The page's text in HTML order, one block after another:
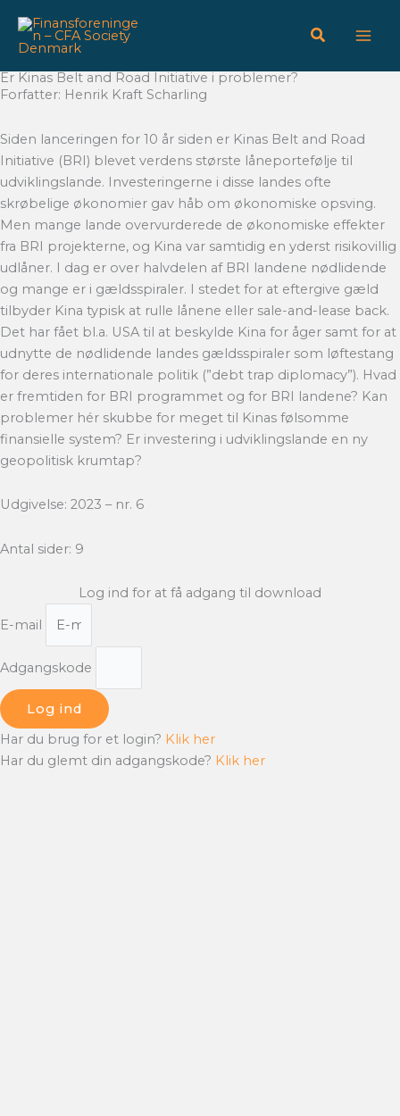
indholdet
Er Kinas Belt and Road Initiative i problemer?
Forfatter: Henrik Kraft Scharling
Siden lanceringen for 10 år siden er Kinas Belt and Road
Initiative (BRI) blevet verdens største låneportefølje til
udviklingslande. Investeringerne i disse landes ofte
skrøbelige økonomier gav håb om økonomiske opsving.
Men mange lande overvurderede de økonomiske effekter
fra BRI projekterne, og Kina var samtidig en yderst risikovillig
udlåner. I dag er over halvdelen af BRI landene nødlidende
og mange er i gældsspiraler. I stedet for at eftergive gæld
tilbyder Kina typisk at rulle lånene eller sale-and-lease back.
Det har fået bl.a. USA til at beskylde Kina for åger samt for at
udnytte de nødlidende landes gældsspiraler som løftestang
for deres internationale politik (”debt trap diplomacy”). Hvad
er fremtiden for BRI programmet og for BRI landene? Kan
problemer hér skubbe for meget til Kinas følsomme
finansielle system? Er investering i udviklingslande en ny
geopolitisk krumtap?
Udgivelse: 2023 – nr. 6
Antal sider: 9
Log ind for at få adgang til download
E-mail
Adgangskode
Log ind
Har du brug for et login? Klik her
Har du glemt din adgangskode? Klik her